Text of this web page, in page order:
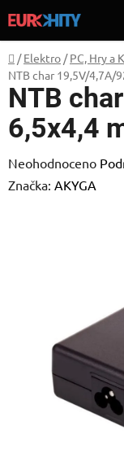
na
obsah
Domů
/ Elektro / PC, Hry a
NTB char 19,5V/4,7A/
NTB
6,5x4,4
Průměrné
hodnocení
Neohodnoceno
Značka: AKYGA